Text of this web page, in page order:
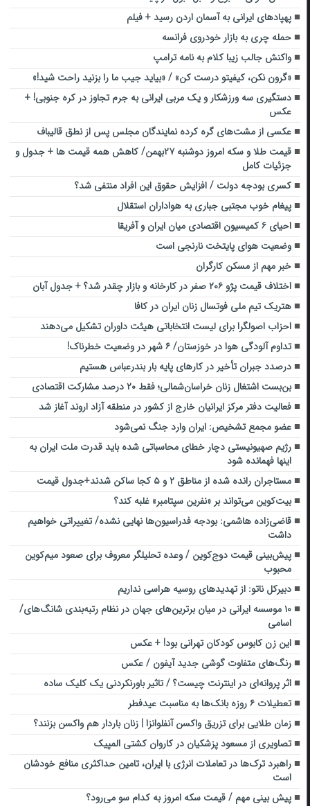
پهپادهای ایرانی به آسمان اردن رسید + فیلم
حمله چری به بازار خودروی فرانسه
واکنش جالب زیبا کلام به نامه ترامپ
«گرون نکن، کیفیتو درست کن» / «بیاید جیب ما را بزنید راحت شید!»
دستگیری سه ورزشکار و یک مربی ایرانی به جرم تجاوز در کره جنوبی! +
عکس
عکسی از مشت‌های گره کرده نمایندگان مجلس پس از نطق قالیباف
قیمت طلا و سکه امروز دوشنبه ۲۷بهمن/ کاهش همه قیمت ها + جدول و
جزئیات کامل
کسری بودجه دولت / افزایش حقوق این افراد منتفی شد؟
پیغام خوب مجتبی جباری به هواداران استقلال
احیای ۶ کمیسیون اقتصادی میان ایران و آفریقا
وضعیت هوای پایتخت نارنجی است
خبر مهم از مسکن کارگران
اختلاف قیمت پژو ۲۰۶ صفر در کارخانه و بازار چقدر شد؟ + جدول آبان
هتریک تیم ملی فوتسال زنان ایران در کافا
احزاب اصولگرا برای لیست انتخاباتی هیئت داوران تشکیل می‌دهند
تداوم آلودگی هوا در خوزستان/ ۶ شهر در وضعیت خطرناک!
درصدد جبران تأخیر در کار‌های پایه بار بندرعباس هستیم
بن‌بست اشتغال زنان خراسان‌شمالی‌؛ فقط ۲۰ درصد مشارکت اقتصادی
فعالیت دفتر مرکز ایرانیان خارج از کشور در منطقه آزاد اروند آغاز شد
عضو مجمع تشخیص: ایران وارد جنگ نمی‏‌شود
رژیم صهیونیستی دچار خطای محاسباتی شده باید قدرت ملت ایران به
اینها فهمانده شود
مستاجران رانده شده از مناطق ۲ و ۵ کجا ساکن شدند+جدول قیمت
بیت‌کوین می‌تواند بر «نفرین سپتامبر» غلبه کند؟
قاضی‌زاده هاشمی: بودجه فدراسیون‌ها نهایی نشده/ تغییراتی خواهیم
داشت
پیش‌بینی قیمت دوج‌کوین / وعده تحلیلگر معروف برای صعود میم‌کوین
محبوب
دبیرکل ناتو: از تهدیدهای روسیه هراسی نداریم
۱۰ موسسه ایرانی در میان برترین‌های جهان در نظام رتبه‌بندی شانگ‌های/
اسامی
این زن کابوس کودکان تهرانی بود! + عکس
رنگ‌های متفاوت گوشی جدید آیفون / عکس
اثر پروانه‌ای در اینترنت چیست؟ / تاثیر باورنکردنی یک کلیک ساده
تعطیلات ۶ روزه بانک‌ها به مناسبت عیدفطر
زمان طلایی برای تزریق واکسن آنفلوانزا | زنان باردار هم واکسن بزنند؟
تصاویری از مسعود پزشکیان در کاروان کشتی المپیک
راهبرد ترک‌ها در تعاملات انرژی با ایران، تامین حداکثری منافع خودشان
است
پیش بینی مهم / قیمت سکه امروز به کدام سو می‌رود؟